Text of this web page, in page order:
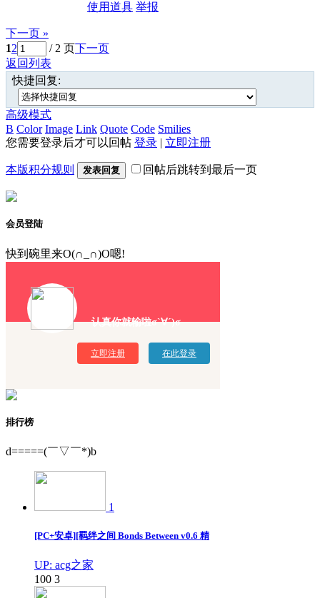
使用道具 举报
下一页 »
12 / 2 页下一页
返回列表
快捷回复:
高级模式
B Color Image Link Quote Code Smilies
您需要登录后才可以回帖 登录 | 立即注册
本版积分规则 发表回复 回帖后跳转到最后一页
会员登陆
快到碗里来O(∩_∩)O嗯!
认真你就输啦σ`∀´)σ
立即注册 在此登录
排行榜
d=====(￣▽￣*)b
1
[PC+安卓][羁绊之间 Bonds Between v0.6 精
UP: acg之家
100 3